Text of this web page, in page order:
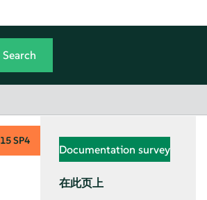
15 SP4
Documentation survey
在此页上